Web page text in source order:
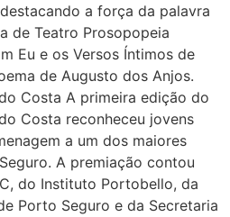
a força da palavra
de Teatro Prosopopeia
Eu e os Versos Íntimos de
de Augusto dos Anjos.
Costa A primeira edição do
Costa reconheceu jovens
a um dos maiores
A premiação contou
do Instituto Portobello, da
Porto Seguro e da Secretaria